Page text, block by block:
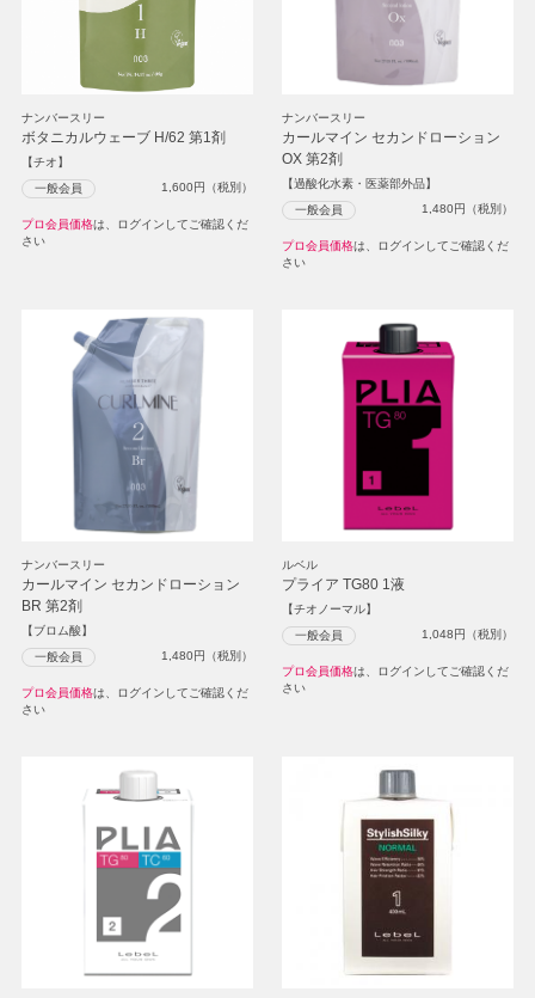
ナンバースリー
ボタニカルウェーブ H/62 第1剤
【チオ】
一般会員 1,600円（税別）
プロ会員価格は、ログインしてご確認くだ
さい
ナンバースリー
カールマイン セカンドローション
OX 第2剤
【過酸化水素・医薬部外品】
一般会員 1,480円（税別）
プロ会員価格は、ログインしてご確認くだ
さい
ナンバースリー
カールマイン セカンドローション
BR 第2剤
【ブロム酸】
一般会員 1,480円（税別）
プロ会員価格は、ログインしてご確認くだ
さい
ルベル
プライア TG80 1液
【チオノーマル】
一般会員 1,048円（税別）
プロ会員価格は、ログインしてご確認くだ
さい